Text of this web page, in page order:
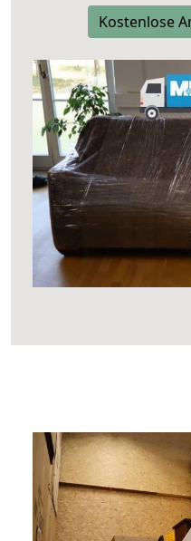
Kostenlose